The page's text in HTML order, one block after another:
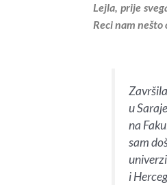
Lejla, prije
Reci nam nešto
u
na
sam
i